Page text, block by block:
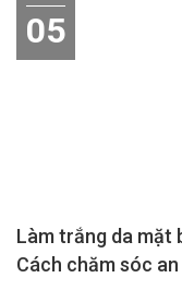
05
Làm trắng da mặt
Cách chăm sóc